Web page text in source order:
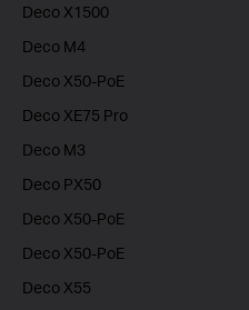
Deco X1500
Deco M4
Deco X50-PoE
Deco XE75 Pro
Deco M3
Deco PX50
Deco X50-PoE
Deco X50-PoE
Deco X55